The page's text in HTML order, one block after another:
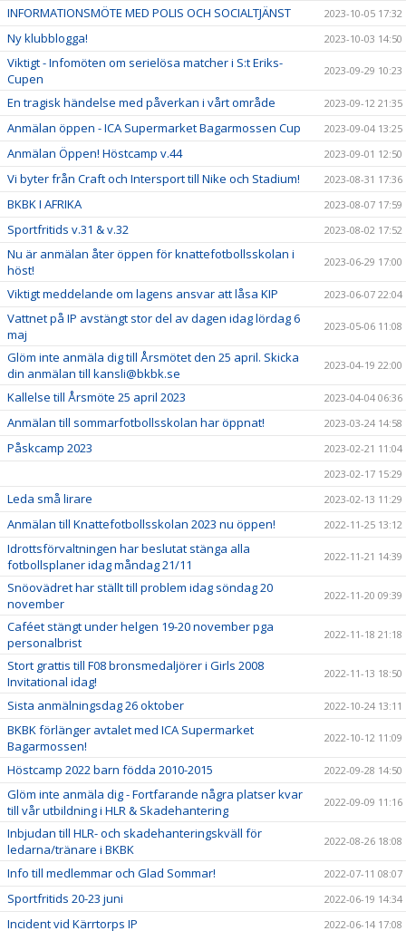
INFORMATIONSMÖTE MED POLIS OCH SOCIALTJÄNST 2023-10-05 17:32
Ny klubblogga! 2023-10-03 14:50
Viktigt - Infomöten om serielösa matcher i S:t Eriks-
Cupen
2023-09-29 10:23
En tragisk händelse med påverkan i vårt område 2023-09-12 21:35
Anmälan öppen - ICA Supermarket Bagarmossen Cup 2023-09-04 13:25
Anmälan Öppen! Höstcamp v.44 2023-09-01 12:50
Vi byter från Craft och Intersport till Nike och Stadium! 2023-08-31 17:36
BKBK I AFRIKA 2023-08-07 17:59
Sportfritids v.31 & v.32 2023-08-02 17:52
Nu är anmälan åter öppen för knattefotbollsskolan i
höst!
2023-06-29 17:00
Viktigt meddelande om lagens ansvar att låsa KIP 2023-06-07 22:04
Vattnet på IP avstängt stor del av dagen idag lördag 6
maj
2023-05-06 11:08
Glöm inte anmäla dig till Årsmötet den 25 april. Skicka
din anmälan till kansli@bkbk.se
2023-04-19 22:00
Kallelse till Årsmöte 25 april 2023 2023-04-04 06:36
Anmälan till sommarfotbollsskolan har öppnat! 2023-03-24 14:58
Påskcamp 2023
2023-02-21 11:04
2023-02-17 15:29
Leda små lirare 2023-02-13 11:29
Anmälan till Knattefotbollsskolan 2023 nu öppen! 2022-11-25 13:12
Idrottsförvaltningen har beslutat stänga alla
fotbollsplaner idag måndag 21/11
2022-11-21 14:39
Snöovädret har ställt till problem idag söndag 20
november
2022-11-20 09:39
Caféet stängt under helgen 19-20 november pga
personalbrist
2022-11-18 21:18
Stort grattis till F08 bronsmedaljörer i Girls 2008
Invitational idag!
2022-11-13 18:50
Sista anmälningsdag 26 oktober 2022-10-24 13:11
BKBK förlänger avtalet med ICA Supermarket
Bagarmossen!
2022-10-12 11:09
Höstcamp 2022 barn födda 2010-2015 2022-09-28 14:50
Glöm inte anmäla dig - Fortfarande några platser kvar
till vår utbildning i HLR & Skadehantering
2022-09-09 11:16
Inbjudan till HLR- och skadehanteringskväll för
ledarna/tränare i BKBK
2022-08-26 18:08
Info till medlemmar och Glad Sommar! 2022-07-11 08:07
Sportfritids 20-23 juni 2022-06-19 14:34
Incident vid Kärrtorps IP 2022-06-14 17:08